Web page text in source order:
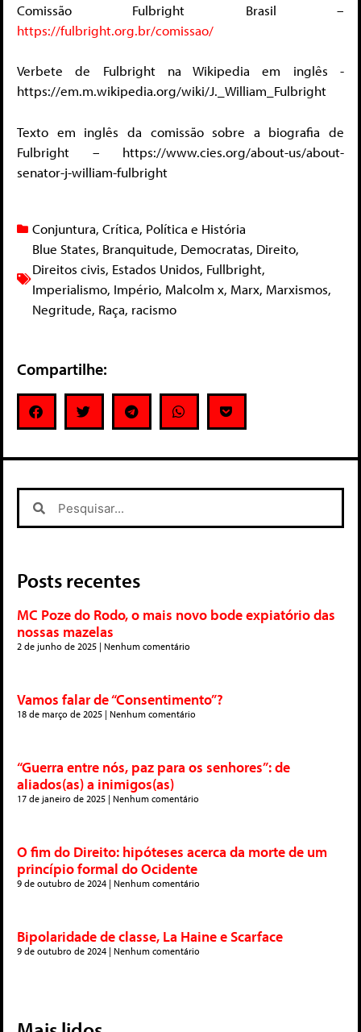
Comissão Fulbright Brasil –
https://fulbright.org.br/comissao/
Verbete de Fulbright na Wikipedia em inglês -
https://em.m.wikipedia.org/wiki/J._William_Fulbright
Texto em inglês da comissão sobre a biografia de
Fulbright – https://www.cies.org/about-us/about-
senator-j-william-fulbright
Conjuntura, Crítica, Política e História
Blue States, Branquitude, Democratas, Direito,
Direitos civis, Estados Unidos, Fullbright,
Imperialismo, Império, Malcolm x, Marx, Marxismos,
Negritude, Raça, racismo
Compartilhe:
Posts recentes
MC Poze do Rodo, o mais novo bode expiatório das
nossas mazelas
2 de junho de 2025 Nenhum comentário
Vamos falar de “Consentimento”?
18 de março de 2025 Nenhum comentário
“Guerra entre nós, paz para os senhores”: de
aliados(as) a inimigos(as)
17 de janeiro de 2025 Nenhum comentário
O fim do Direito: hipóteses acerca da morte de um
princípio formal do Ocidente
9 de outubro de 2024 Nenhum comentário
Bipolaridade de classe, La Haine e Scarface
9 de outubro de 2024 Nenhum comentário